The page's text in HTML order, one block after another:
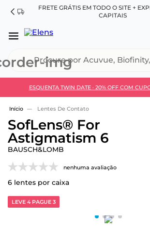
FRETE GRÁTIS EM TODO O SITE +
CAPITAIS
ESQUENTA TWIN DATE · 20% OFF COM
Use 30HOJE e ganhe 30% OFF +
Lentes De Contato
SofLens® For
Astigmatism 6
BAUSCH&LOMB
nenhuma avaliação
6 lentes por caixa
LEVE 4 PAGUE 3